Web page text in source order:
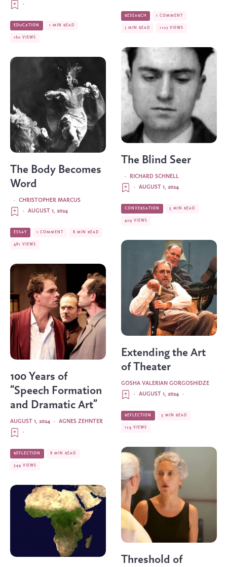
·
EDUCATION 1 MIN READ
160 VIEWS
The Body Becomes
Word
CHRISTOPHER MARCUS
·
AUGUST 1, 2024
·
ESSAY 1 COMMENT 8 MIN READ
481 VIEWS
100 Years of
“Speech Formation
and Dramatic Art”
AGNES ZEHNTER
·
AUGUST 1, 2024
·
REFLECTION 8 MIN READ
344 VIEWS
RESEARCH 1 COMMENT
7 MIN READ 1107 VIEWS
The Blind Seer
RICHARD SCHNELL
·
AUGUST 1, 2024
·
CONVERSATION 5 MIN READ
409 VIEWS
Extending the Art
of Theater
GOSHA VALERIAN GORGOSHIDZE
·
AUGUST 1, 2024
·
REFLECTION 3 MIN READ
129 VIEWS
Threshold of